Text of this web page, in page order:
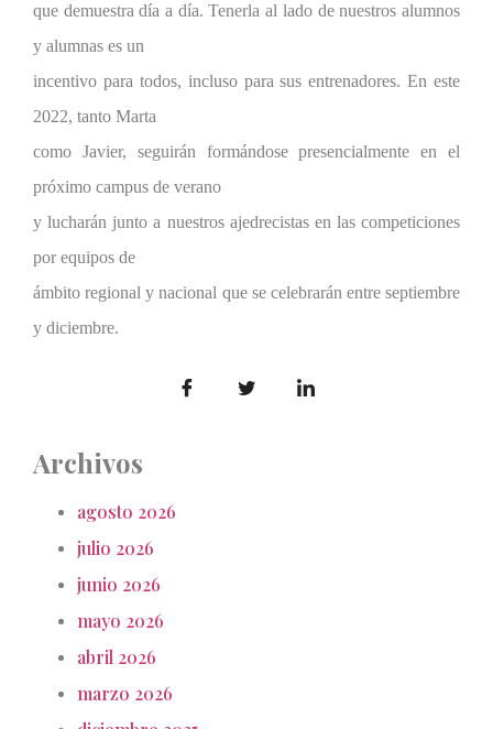
que demuestra día a día. Tenerla al lado de nuestros alumnos
y alumnas es un
incentivo para todos, incluso para sus entrenadores. En este
2022, tanto Marta
como Javier, seguirán formándose presencialmente en el
próximo campus de verano
y lucharán junto a nuestros ajedrecistas en las competiciones
por equipos de
ámbito regional y nacional que se celebrarán entre septiembre
y diciembre.
Archivos
agosto 2026
julio 2026
junio 2026
mayo 2026
abril 2026
marzo 2026